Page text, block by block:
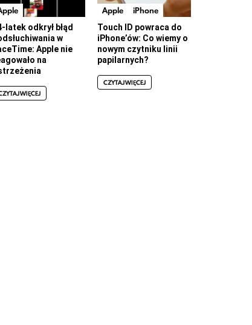
latek odkrył błąd
w
Apple nie
na
WIĘCEJ
Apple iPhone
Touch ID powraca do
iPhone’ów: Co wiemy o
nowym czytniku linii
papilarnych?
CZYTAJ WIĘCEJ